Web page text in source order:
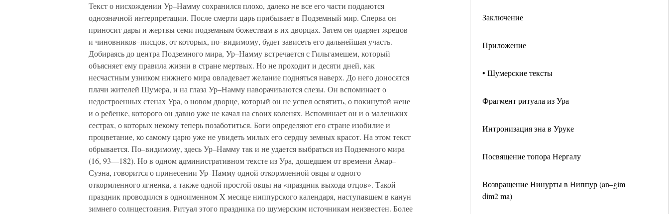
Заключение
Приложение
• Шумерские тексты
Фрагмент ритуала из Ура
Интронизация эна в Уруке
Посвящение топора Нергалу
Возвращение Нинурты в Ниппур (an–gim
dim2 ma)
Текст о нисхождении Ур–Намму сохранился плохо, далеко не все его части поддаются
однозначной интерпретации. После смерти царь прибывает в Подземный мир. Сперва он
приносит дары и жертвы семи подземным божествам в их дворцах. Затем он одаряет жрецов
и чиновников–писцов, от которых, по–видимому, будет зависеть его дальнейшая участь.
Добираясь до центра Подземного мира, Ур–Намму встречается с Гильгамешем, который
объясняет ему правила жизни в стране мертвых. Но не проходит и десяти дней, как
несчастным узником нижнего мира овладевает желание подняться наверх. До него доносятся
плачи жителей Шумера, и на глаза Ур–Намму наворачиваются слезы. Он вспоминает о
недостроенных стенах Ура, о новом дворце, который он не успел освятить, о покинутой жене
и о ребенке, которого он давно уже не качал на своих коленях. Вспоминает он и о маленьких
сестрах, о которых некому теперь позаботиться. Боги определяют его стране изобилие и
процветание, ко самому царю уже не увидеть милых его сердцу земных красот. На этом текст
обрывается. По–видимому, здесь Ур–Намму так и не удается выбраться из Подземного мира
(16, 93—182). Но в одном административном тексте из Ура, дошедшем от времени Амар–
Суэна, говорится о принесении Ур–Намму одной откормленной овцыиодного
откормленного ягненка, а также одной простой овцы на «праздник выхода отцов». Такой
праздник проводился в одноименном X месяце ниппурского календаря, наступавшем в канун
зимнего солнцестояния. Ритуал этого праздника по шумерским источникам неизвестен. Более